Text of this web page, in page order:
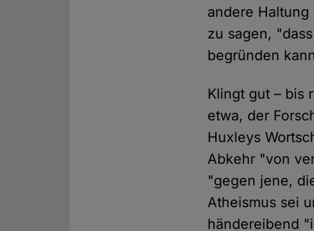
andere
zu sagen,
begründen
Klingt gut – bis
etwa, der
Huxleys
Abkehr "von
"gegen jene,
Atheismus sei
händereibend